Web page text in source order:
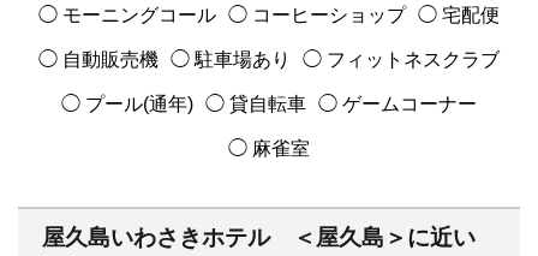
◯ モーニングコール ◯ コーヒーショップ ◯ 宅配便
◯ 自動販売機 ◯ 駐車場あり ◯ フィットネスクラブ
◯ プール(通年) ◯ 貸自転車 ◯ ゲームコーナー
◯ 麻雀室
屋久島いわさきホテル ＜屋久島＞に近い